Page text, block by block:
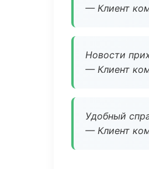
— Клиент
Новости
— Клиент
Удобный
— Клиент